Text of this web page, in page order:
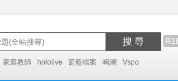
搜 尋
家庭教師 hololive 蔚藍檔案 鳴潮 Vspo